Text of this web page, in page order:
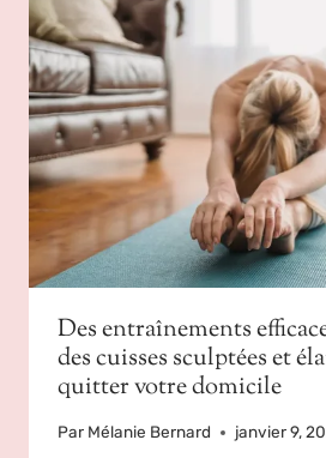
Des entraînements
des cuisses sculptées et
quitter votre domicile
Par Mélanie Bernard janvier 9,